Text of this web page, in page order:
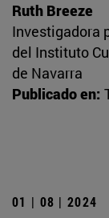
Ruth Breeze
Investigadora
del Instituto
de Navarra
Publicado en:
01 | 08 | 2024